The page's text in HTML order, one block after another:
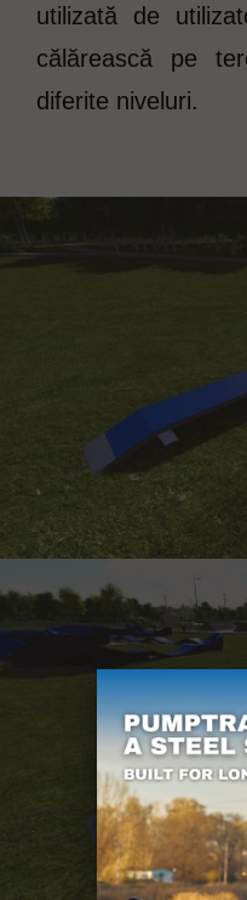
utilizată de
călărească pe
diferite niveluri.